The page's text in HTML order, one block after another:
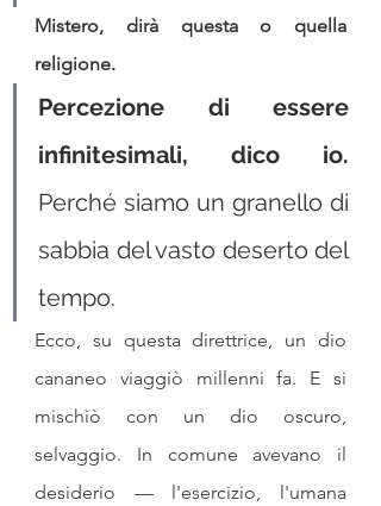
Mistero, dirà questa o quella
religione.
Percezione di essere
Perché siamo un granello di
sabbia del vasto deserto del
tempo.
Ecco, su questa direttrice, un dio
cananeo viaggiò millenni fa. E si
mischiò con un dio oscuro,
selvaggio. In comune avevano il
desiderio — l'esercizio, l'umana